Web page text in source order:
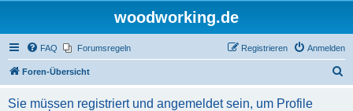
woodworking.de
FAQ Forumsregeln Anmelden
Registrieren
Foren-Übersicht
Sie müssen registriert und angemeldet sein, um Profile